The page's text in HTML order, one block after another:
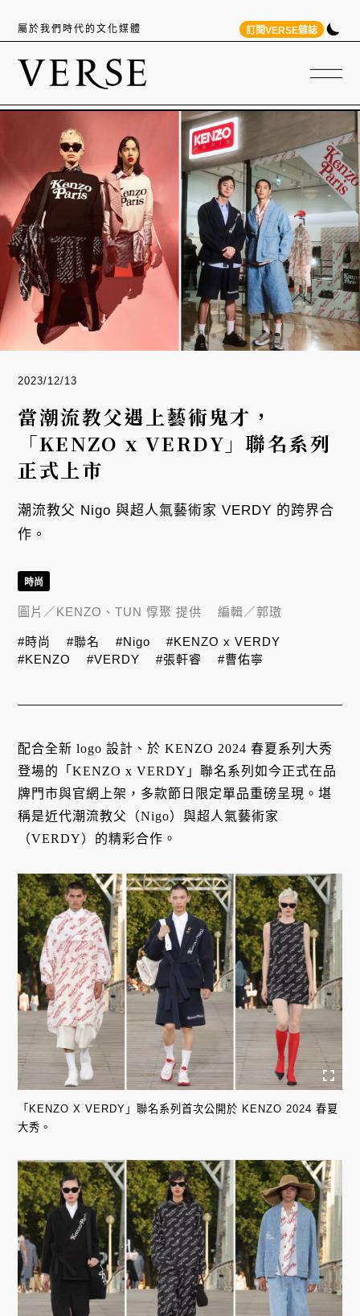
屬於我們時代的文化媒體 訂閱VERSE雜誌
2023/12/13
當潮流教父遇上藝術鬼才，
「KENZO x VERDY」聯名系列
正式上市
潮流教父 Nigo 與超人氣藝術家 VERDY 的跨界合
作。
配合全新 logo 設計、於 KENZO 2024 春夏系列大秀
登場的「KENZO x VERDY」聯名系列如今正式在品
牌門市與官網上架，多款節日限定單品重磅呈現。堪
稱是近代潮流教父（Nigo）與超人氣藝術家
（VERDY）的精彩合作。
「KENZO X VERDY」聯名系列首次公開於 KENZO 2024 春夏
大秀。
時尚
圖片／KENZO、TUN 惇聚 提供 編輯／郭璈
#時尚 #聯名 #Nigo
#KENZO x VERDY
#KENZO
#VERDY #張軒睿 #曹佑寧